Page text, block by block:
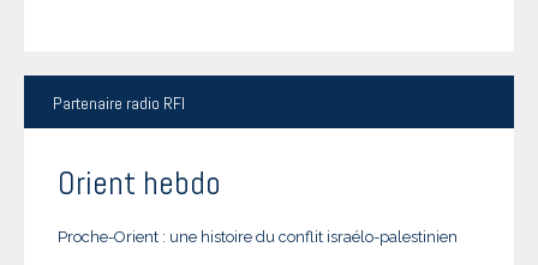
Partenaire radio RFI
Orient hebdo
Proche-Orient : une histoire du conflit israélo-palestinien